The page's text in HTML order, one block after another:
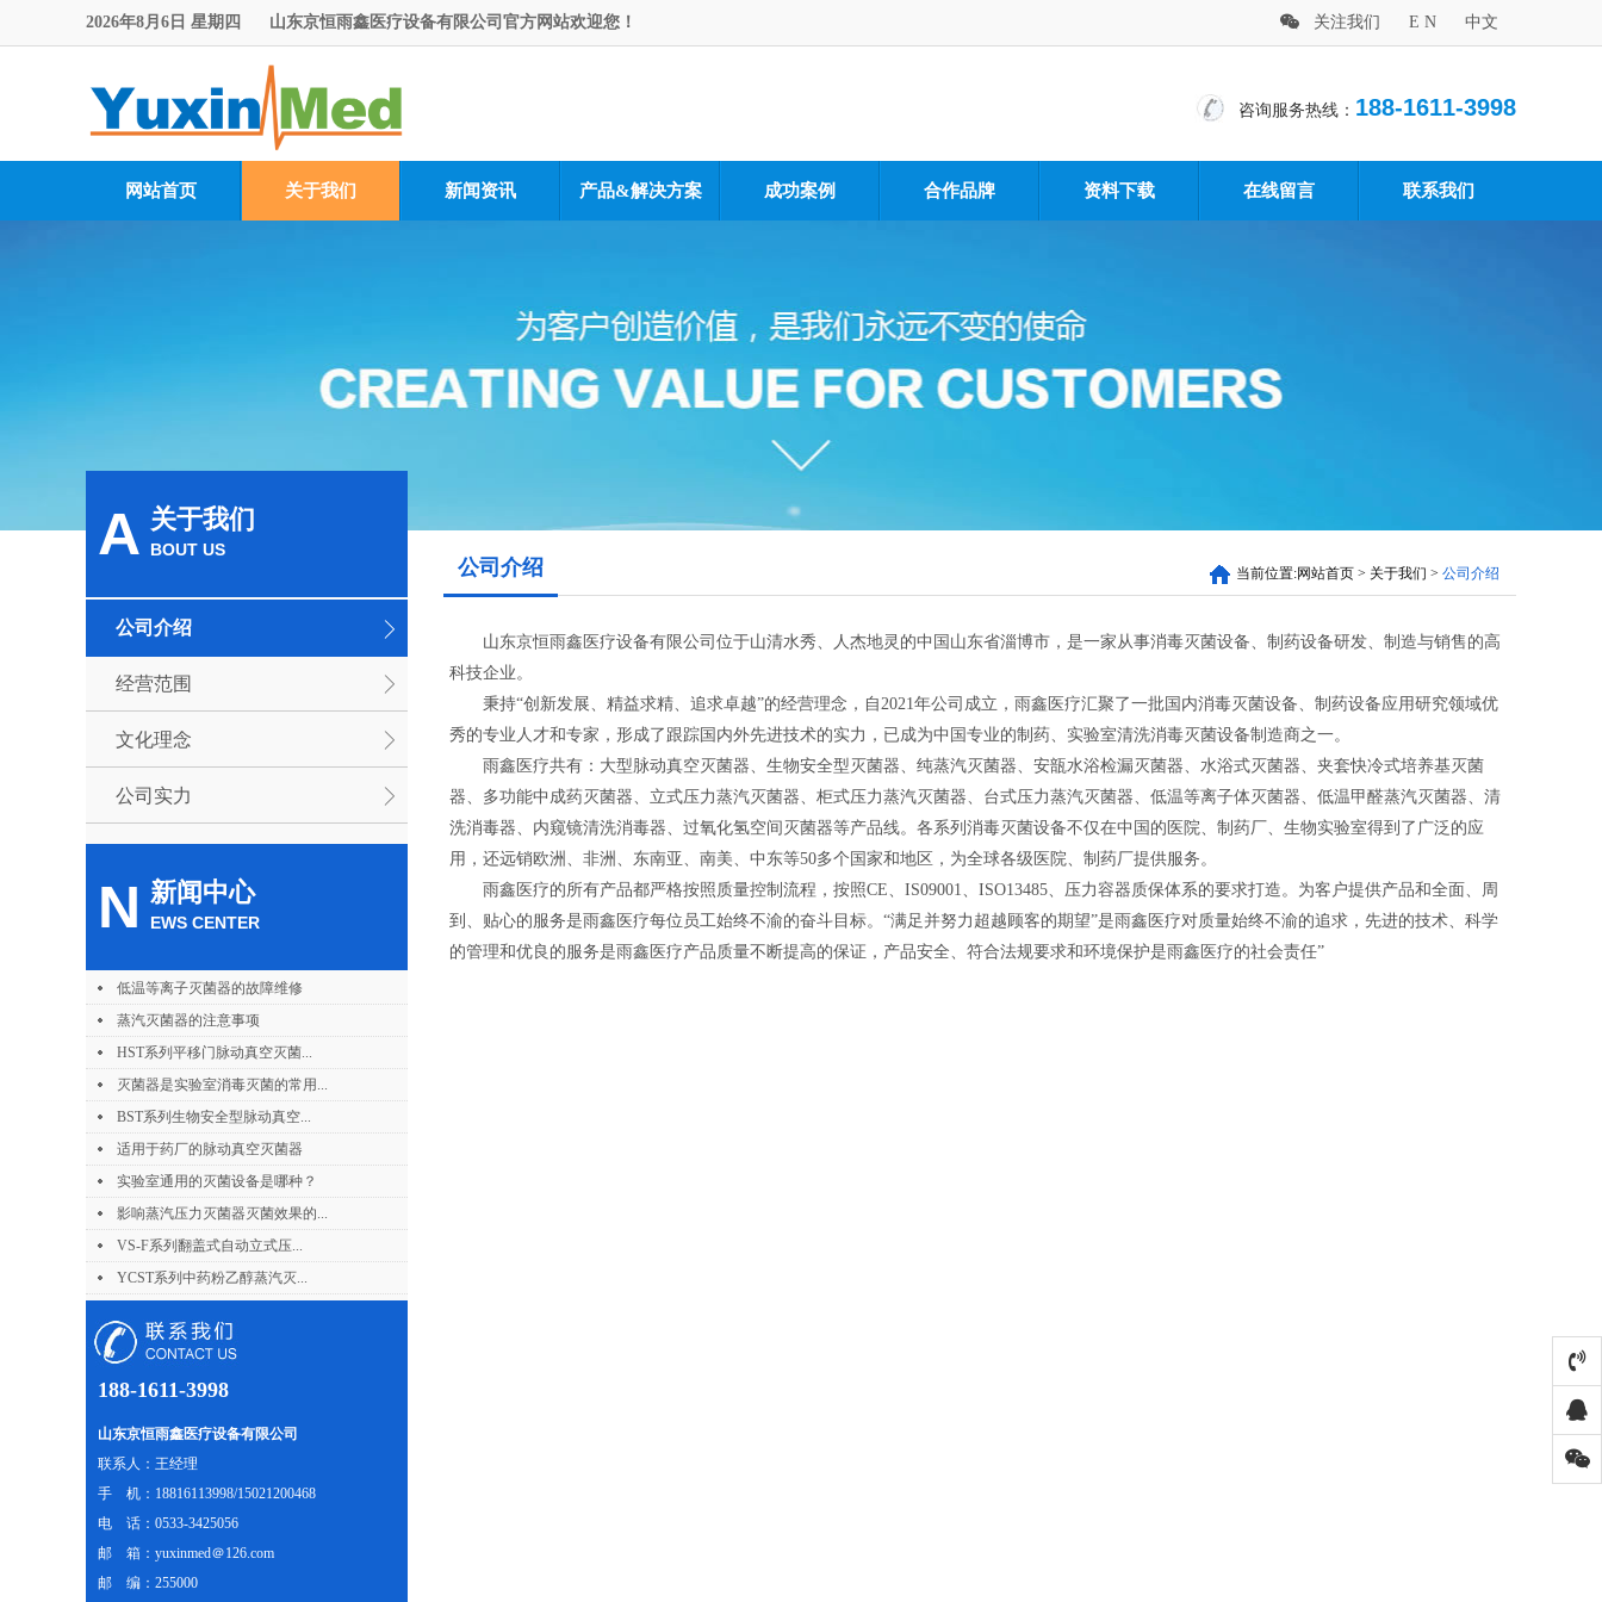
2026年8月6日 星期四 山东京恒雨鑫医疗设备有限公司官方网站欢迎您！ 关注我们 E N 中文
咨询服务热线： 188-1611-3998
网站首页 关于我们 新闻资讯 产品&解决方案 成功案例 合作品牌 资料下载 在线留言 联系我们
A 关于我们
BOUT US
公司介绍
经营范围
文化理念
公司实力
N 新闻中心
EWS CENTER
低温等离子灭菌器的故障维修
蒸汽灭菌器的注意事项
HST系列平移门脉动真空灭菌...
灭菌器是实验室消毒灭菌的常用...
BST系列生物安全型脉动真空...
适用于药厂的脉动真空灭菌器
实验室通用的灭菌设备是哪种？
影响蒸汽压力灭菌器灭菌效果的...
VS-F系列翻盖式自动立式压...
YCST系列中药粉乙醇蒸汽灭...
188-1611-3998
山东京恒雨鑫医疗设备有限公司
联系人：王经理
手 机：18816113998/15021200468
电 话：0533-3425056
邮 箱：yuxinmed＠126.com
邮 编：255000
公司介绍 当前位置:网站首页 > 关于我们 > 公司介绍
山东京恒雨鑫医疗设备有限公司位于山清水秀、人杰地灵的中国山东省淄博市，是一家从事消毒灭菌设备、制药设备研发、制造与销售的高
科技企业。
秉持“创新发展、精益求精、追求卓越”的经营理念，自2021年公司成立，雨鑫医疗汇聚了一批国内消毒灭菌设备、制药设备应用研究领域优
秀的专业人才和专家，形成了跟踪国内外先进技术的实力，已成为中国专业的制药、实验室清洗消毒灭菌设备制造商之一。
雨鑫医疗共有：大型脉动真空灭菌器、生物安全型灭菌器、纯蒸汽灭菌器、安瓿水浴检漏灭菌器、水浴式灭菌器、夹套快冷式培养基灭菌
器、多功能中成药灭菌器、立式压力蒸汽灭菌器、柜式压力蒸汽灭菌器、台式压力蒸汽灭菌器、低温等离子体灭菌器、低温甲醛蒸汽灭菌器、清
洗消毒器、内窥镜清洗消毒器、过氧化氢空间灭菌器等产品线。各系列消毒灭菌设备不仅在中国的医院、制药厂、生物实验室得到了广泛的应
用，还远销欧洲、非洲、东南亚、南美、中东等50多个国家和地区，为全球各级医院、制药厂提供服务。
雨鑫医疗的所有产品都严格按照质量控制流程，按照CE、IS09001、ISO13485、压力容器质保体系的要求打造。为客户提供产品和全面、周
到、贴心的服务是雨鑫医疗每位员工始终不渝的奋斗目标。“满足并努力超越顾客的期望”是雨鑫医疗对质量始终不渝的追求，先进的技术、科学
的管理和优良的服务是雨鑫医疗产品质量不断提高的保证，产品安全、符合法规要求和环境保护是雨鑫医疗的社会责任”